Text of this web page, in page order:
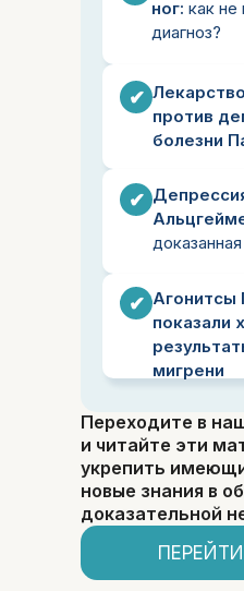
Переходите в
и читайте эти
укрепить
новые знания в
доказательной
ног: как не
диагноз?
✔
против
болезни
✔
✔ Агонитсы
показали
мигрени